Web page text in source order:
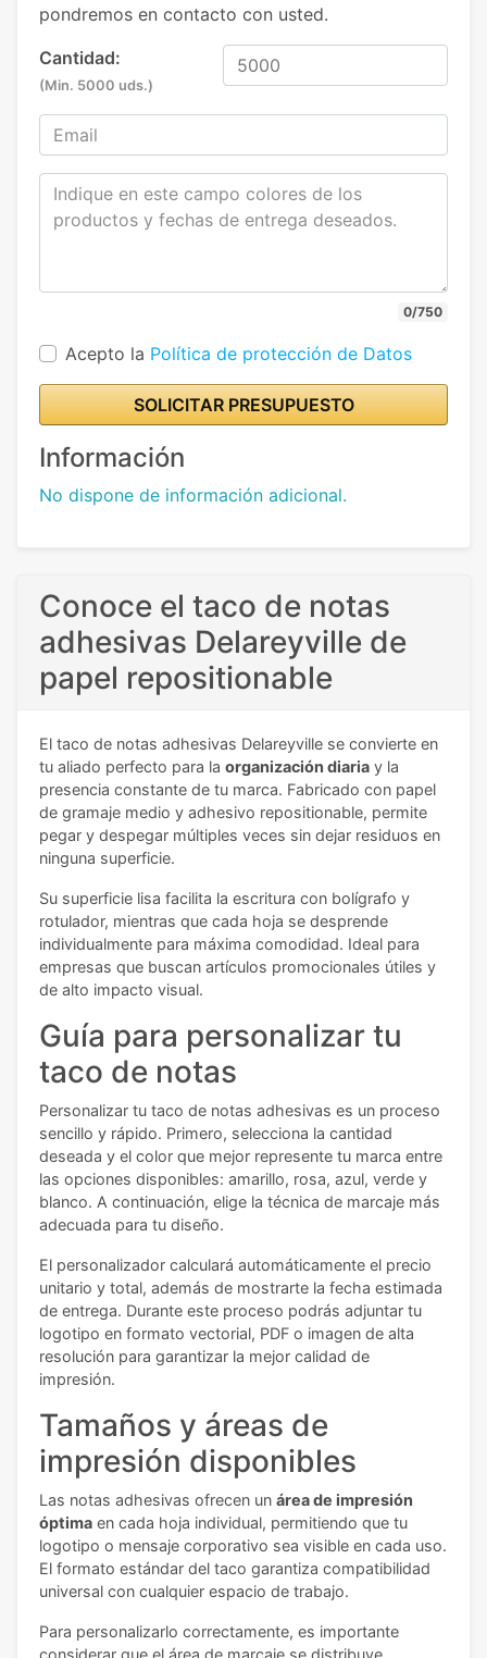
pondremos en contacto con usted.
Cantidad:
(Min. 5000 uds.)
0/750
Acepto la Política de protección de Datos
SOLICITAR PRESUPUESTO
Información
No dispone de información adicional.
Conoce el taco de notas
adhesivas Delareyville de
papel repositionable
El taco de notas adhesivas Delareyville se convierte en
tu aliado perfecto para la organización diaria y la
presencia constante de tu marca. Fabricado con papel
de gramaje medio y adhesivo repositionable, permite
pegar y despegar múltiples veces sin dejar residuos en
ninguna superficie.
Su superficie lisa facilita la escritura con bolígrafo y
rotulador, mientras que cada hoja se desprende
individualmente para máxima comodidad. Ideal para
empresas que buscan artículos promocionales útiles y
de alto impacto visual.
Guía para personalizar tu
taco de notas
Personalizar tu taco de notas adhesivas es un proceso
sencillo y rápido. Primero, selecciona la cantidad
deseada y el color que mejor represente tu marca entre
las opciones disponibles: amarillo, rosa, azul, verde y
blanco. A continuación, elige la técnica de marcaje más
adecuada para tu diseño.
El personalizador calculará automáticamente el precio
unitario y total, además de mostrarte la fecha estimada
de entrega. Durante este proceso podrás adjuntar tu
logotipo en formato vectorial, PDF o imagen de alta
resolución para garantizar la mejor calidad de
impresión.
Tamaños y áreas de
impresión disponibles
Las notas adhesivas ofrecen un área de impresión
óptima en cada hoja individual, permitiendo que tu
logotipo o mensaje corporativo sea visible en cada uso.
El formato estándar del taco garantiza compatibilidad
universal con cualquier espacio de trabajo.
Para personalizarlo correctamente, es importante
considerar que el área de marcaje se distribuye